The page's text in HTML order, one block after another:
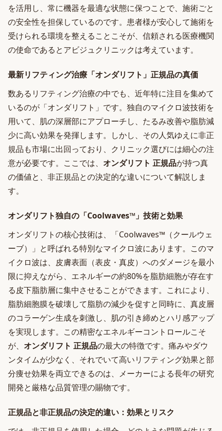
を活用し、常に機器を最適な状態に保つことで、施術ごと
の安全性を担保しているのです。患者様が安心して施術を
受けられる環境を整えることこそが、信頼される医療機関
の使命であるとアビジュクリニックは考えています。
最新リフティング治療「オンダリフト」正規品の真価
数あるリフティング治療の中でも、近年特に注目を集めて
いるのが「オンダリフト」です。独自のマイクロ波技術を
用いて、肌の深層部にアプローチし、たるみ改善や脂肪減
少に高い効果を発揮します。しかし、その人気ゆえに非正
規品も市場に出回っており、クリニック選びには細心の注
意が必要です。ここでは、 オンダリフト 正規品が持つ真
の価値と、非正規品との決定的な違いについて解説しま
す。
オンダリフト独自の「Coolwaves™」技術と効果
オンダリフトの核心技術は、「Coolwaves™（クールウェ
ーブ）」と呼ばれる特別なマイクロ波にあります。このマ
イクロ波は、皮膚表面（表皮・真皮）へのダメージを最小
限に抑えながら、エネルギーの約80%を脂肪細胞が存在す
る皮下脂肪層に集中させることができます。これにより、
脂肪細胞膜を破壊して脂肪の減少を促すと同時に、真皮層
のコラーゲン生成を刺激し、肌の引き締めとハリ感アップ
を実現します。この精密なエネルギーコントロールこそ
が、 オンダリフト 正規品の最大の特徴です。痛みやダウ
ンタイムが少なく、それでいて高いリフティング効果と部
分痩せ効果を両立できるのは、メーカーによる長年の研究
開発と厳格な品質管理の賜物です。
正規品と非正規品の決定的違い：効果とリスク